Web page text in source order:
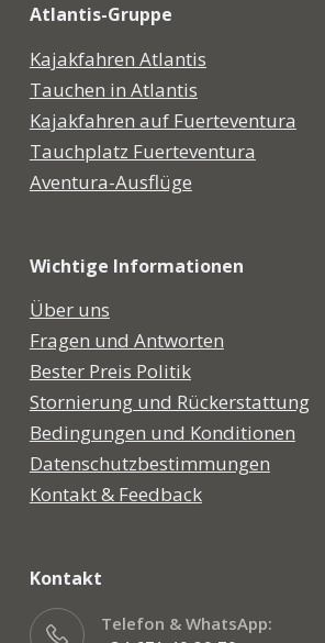
Atlantis-Gruppe
Kajakfahren Atlantis
Tauchen in Atlantis
Kajakfahren auf Fuerteventura
Tauchplatz Fuerteventura
Aventura-Ausflüge
Wichtige Informationen
Über uns
Fragen und Antworten
Bester Preis Politik
Stornierung und Rückerstattung
Bedingungen und Konditionen
Datenschutzbestimmungen
Kontakt & Feedback
Kontakt
Telefon & WhatsApp: